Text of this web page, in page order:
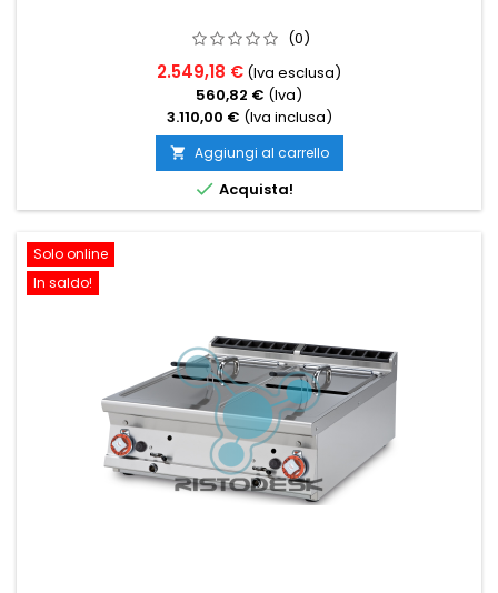
(0)
2.549,18 € (Iva esclusa)
560,82 € (Iva)
3.110,00 € (Iva inclusa)
 Aggiungi al carrello
 Acquista!
Solo online
In saldo!